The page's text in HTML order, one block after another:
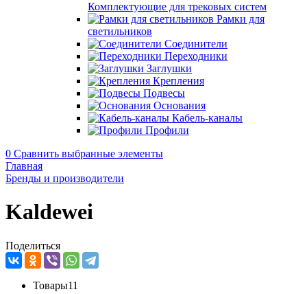
Комплектующие для трековых систем
Рамки для
светильников
Соединители
Переходники
Заглушки
Крепления
Подвесы
Основания
Кабель-каналы
Профили
0 Сравнить выбранные элементы
Главная
Бренды и производители
Kaldewei
Поделиться
Товары11